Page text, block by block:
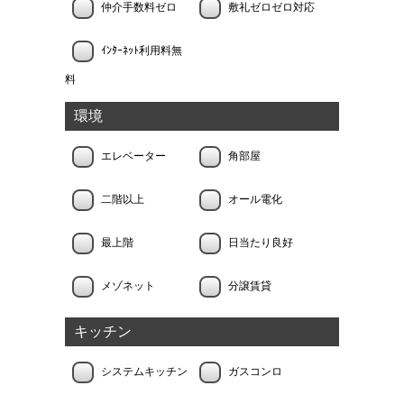
仲介手数料ゼロ 敷礼ゼロゼロ対応
ｲﾝﾀｰﾈｯﾄ利用料無
料
環境
エレベーター 角部屋
二階以上 オール電化
最上階 日当たり良好
メゾネット 分譲賃貸
キッチン
システムキッチン ガスコンロ